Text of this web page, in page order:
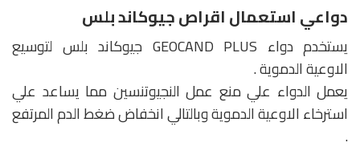
دواعي استعمال اقراص جيوكاند بلس
يستخدم دواء GEOCAND PLUS جيوكاند بلس لتوسيع
الاوعية الدموية .
يعمل الدواء علي منع عمل النجيوتنسين مما يساعد علي
استرخاء الاوعية الدموية وبالتالي انخفاض ضغط الدم المرتفع
.